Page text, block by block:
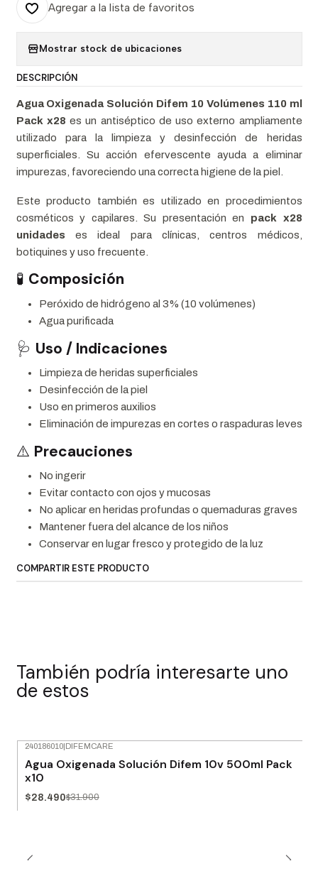
Agregar a la lista de favoritos
Mostrar stock de ubicaciones
DESCRIPCIÓN
Agua Oxigenada Solución Difem 10 Volúmenes 110 ml
Pack x28 es un antiséptico de uso externo ampliamente
utilizado para la limpieza y desinfección de heridas
superficiales. Su acción efervescente ayuda a eliminar
impurezas, favoreciendo una correcta higiene de la piel.
Este producto también es utilizado en procedimientos
cosméticos y capilares. Su presentación en pack x28
unidades es ideal para clínicas, centros médicos,
botiquines y uso frecuente.
🧪 Composición
Peróxido de hidrógeno al 3% (10 volúmenes)
Agua purificada
🩺 Uso / Indicaciones
Limpieza de heridas superficiales
Desinfección de la piel
Uso en primeros auxilios
Eliminación de impurezas en cortes o raspaduras leves
⚠️ Precauciones
No ingerir
Evitar contacto con ojos y mucosas
No aplicar en heridas profundas o quemaduras graves
Mantener fuera del alcance de los niños
Conservar en lugar fresco y protegido de la luz
COMPARTIR ESTE PRODUCTO
También podría interesarte uno
de estos
240186010|DIFEMCARE
Agua Oxigenada Solución Difem 10v 500ml Pack
x10
$28.490$31.900